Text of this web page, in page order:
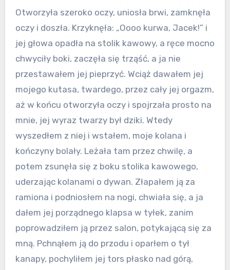
Otworzyła szeroko oczy, uniosła brwi, zamknęła
oczy i doszła. Krzyknęła: „Oooo kurwa, Jacek!” i
jej głowa opadła na stolik kawowy, a ręce mocno
chwyciły boki, zaczęła się trząść, a ja nie
przestawałem jej pieprzyć. Wciąż dawałem jej
mojego kutasa, twardego, przez cały jej orgazm,
aż w końcu otworzyła oczy i spojrzała prosto na
mnie, jej wyraz twarzy był dziki. Wtedy
wyszedłem z niej i wstałem, moje kolana i
kończyny bolały. Leżała tam przez chwilę, a
potem zsunęła się z boku stolika kawowego,
uderzając kolanami o dywan. Złapałem ją za
ramiona i podniosłem na nogi, chwiała się, a ja
dałem jej porządnego klapsa w tyłek, zanim
poprowadziłem ją przez salon, potykającą się za
mną. Pchnąłem ją do przodu i oparłem o tył
kanapy, pochyliłem jej tors płasko nad górą,